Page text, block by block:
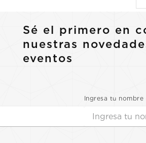
Sé el primero en
nuestras
eventos
Ingresa tu nombre